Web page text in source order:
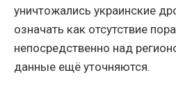
уничтожались украинские
означать как отсутствие
непосредственно над
данные ещё уточняются.